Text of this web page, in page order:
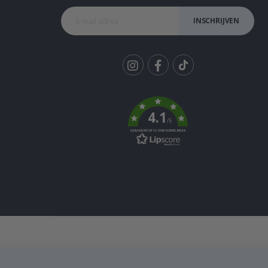
INSCHRIJVEN
k
4.1/5
GEBASEERD OP 1023 BEOORDELINGEN